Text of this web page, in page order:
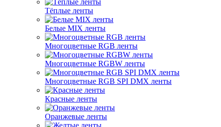
Тёплые ленты
Белые MIX ленты
Многоцветные RGB ленты
Многоцветные RGBW ленты
Многоцветные RGB SPI DMX ленты
Красные ленты
Оранжевые ленты